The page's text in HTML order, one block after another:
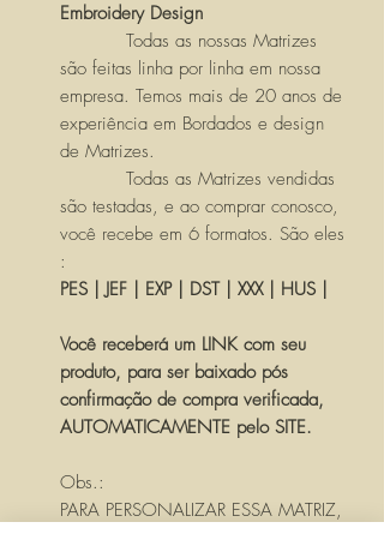
Embroidery Design
Todas as nossas Matrizes
são feitas linha por linha em nossa
empresa. Temos mais de 20 anos de
experiência em Bordados e design
de Matrizes.
Todas as Matrizes vendidas
são testadas, e ao comprar conosco,
você recebe em 6 formatos. São eles
:
PES | JEF | EXP | DST | XXX | HUS |
Você receberá um LINK com seu
produto, para ser baixado pós
confirmação de compra verificada,
AUTOMATICAMENTE pelo SITE.
Obs.:
PARA PERSONALIZAR ESSA MATRIZ,